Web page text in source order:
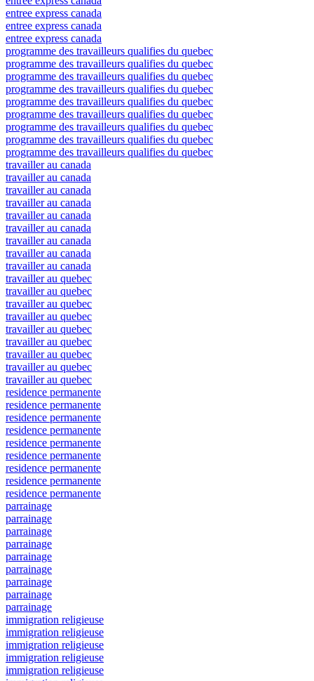
entree express canada
entree express canada
entree express canada
programme des travailleurs qualifies du quebec
programme des travailleurs qualifies du quebec
programme des travailleurs qualifies du quebec
programme des travailleurs qualifies du quebec
programme des travailleurs qualifies du quebec
programme des travailleurs qualifies du quebec
programme des travailleurs qualifies du quebec
programme des travailleurs qualifies du quebec
programme des travailleurs qualifies du quebec
travailler au canada
travailler au canada
travailler au canada
travailler au canada
travailler au canada
travailler au canada
travailler au canada
travailler au canada
travailler au canada
travailler au quebec
travailler au quebec
travailler au quebec
travailler au quebec
travailler au quebec
travailler au quebec
travailler au quebec
travailler au quebec
travailler au quebec
residence permanente
residence permanente
residence permanente
residence permanente
residence permanente
residence permanente
residence permanente
residence permanente
residence permanente
parrainage
parrainage
parrainage
parrainage
parrainage
parrainage
parrainage
parrainage
parrainage
immigration religieuse
immigration religieuse
immigration religieuse
immigration religieuse
immigration religieuse